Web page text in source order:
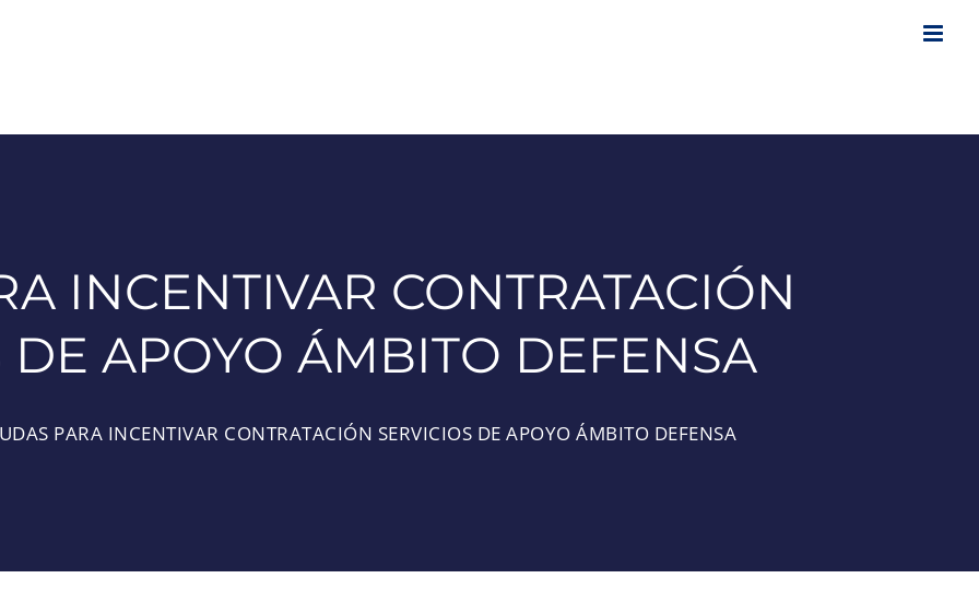
INCENTIVAR CONTRATACIÓN
DE APOYO ÁMBITO DEFENSA
PARA INCENTIVAR CONTRATACIÓN SERVICIOS DE APOYO ÁMBITO DEFENSA